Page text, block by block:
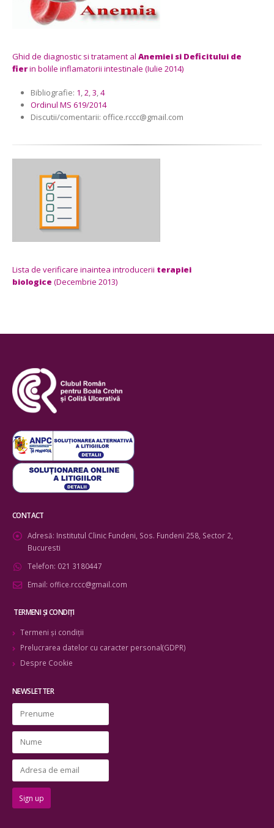
Ghid de diagnostic si tratament al Anemiei si Deficitului de
fierin bolile inflamatorii intestinale (Iulie 2014)
Bibliografie: 1,2,3,4
Ordinul MS 619/2014
Discutii/comentarii: office.rccc@gmail.com
Lista de verificare inaintea introducerii terapiei
biologice (Decembrie 2013)
CONTACT
Adresă: Institutul Clinic Fundeni, Sos. Fundeni 258, Sector 2,
Bucuresti
Telefon: 021 3180447
Email: office.rccc@gmail.com
TERMENI ŞI CONDIŢI
Termeni şi condiţii
Prelucrarea datelor cu caracter personal(GDPR)
Despre Cookie
NEWSLETTER